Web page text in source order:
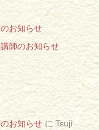
お知らせ
師のお知らせ
お知らせに Tsuji